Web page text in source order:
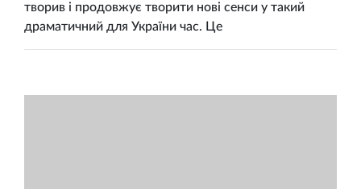
творив і продовжує творити нові сенси у такий
драматичний для України час. Це